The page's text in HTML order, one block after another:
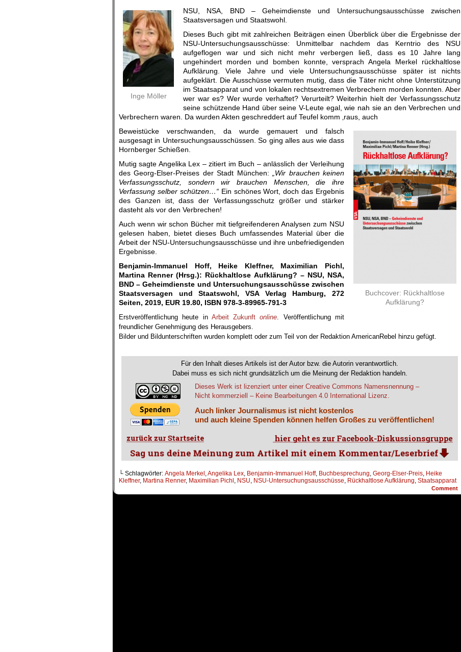
Inge Möller
NSU, NSA, BND – Geheimdienste und Untersuchungsausschüsse zwischen
Staatsversagen und Staatswohl.
Dieses Buch gibt mit zahlreichen Beiträgen einen Überblick über die Ergebnisse der
NSU-Untersuchungsausschüsse: Unmittelbar nachdem das Kerntrio des NSU
aufgeflogen war und sich nicht mehr verbergen ließ, dass es 10 Jahre lang
ungehindert morden und bomben konnte, versprach Angela Merkel rückhaltlose
Aufklärung. Viele Jahre und viele Untersuchungsausschüsse später ist nichts
aufgeklärt. Die Ausschüsse vermuten mutig, dass die Täter nicht ohne Unterstützung
im Staatsapparat und von lokalen rechtsextremen Verbrechern morden konnten. Aber
wer war es? Wer wurde verhaftet? Verurteilt? Weiterhin hielt der Verfassungsschutz
seine schützende Hand über seine V-Leute egal, wie nah sie an den Verbrechen und
Verbrechern waren. Da wurden Akten geschreddert auf Teufel komm ‚raus, auch
Buchcover: Rückhaltlose
Aufklärung?
Beweistücke verschwanden, da wurde gemauert und falsch
ausgesagt in Untersuchungsausschüssen. So ging alles aus wie dass
Hornberger Schießen.
Mutig sagte Angelika Lex – zitiert im Buch – anlässlich der Verleihung
des Georg-Elser-Preises der Stadt München:
„Wir brauchen keinen
Verfassungsschutz, sondern wir brauchen Menschen, die ihre
Verfassung selber schützen…“Ein schönes Wort, doch das Ergebnis
des Ganzen ist, dass der Verfassungsschutz größer und stärker
dasteht als vor den Verbrechen!
Auch wenn wir schon Bücher mit tiefgreifenderen Analysen zum NSU
gelesen haben, bietet dieses Buch umfassendes Material über die
Arbeit der NSU-Untersuchungsausschüsse und ihre unbefriedigenden
Ergebnisse.
Benjamin-Immanuel Hoff, Heike Kleffner, Maximilian Pichl,
Martina Renner (Hrsg.): Rückhaltlose Aufklärung? – NSU, NSA,
BND – Geheimdienste und Untersuchungsausschüsse zwischen
Staatsversagen und Staatswohl, VSA Verlag Hamburg, 272
Seiten, 2019, EUR 19.80, ISBN 978-3-89965-791-3
Erstveröffentlichung heute in Arbeit Zukunftonline. Veröffentlichung mit
freundlicher Genehmigung des Herausgebers.
Bilder und Bildunterschriften wurden komplett oder zum Teil von der Redaktion AmericanRebel hinzu gefügt.
Für den Inhalt dieses Artikels ist der Autor bzw. die Autorin verantwortlich.
Dabei muss es sich nicht grundsätzlich um die Meinung der Redaktion handeln.
Dieses Werk ist lizenziert unter einer Creative Commons Namensnennung –
Nicht kommerziell – Keine Bearbeitungen 4.0 International Lizenz.
Auch linker Journalismus ist nicht kostenlos
und auch kleine Spenden können helfen Großes zu veröffentlichen!
└ Schlagwörter: Angela Merkel ,Angelika Lex, Benjamin-Immanuel Hoff, Buchbesprechung, Georg-Elser-Preis, Heike
Kleffner, Martina Renner, Maximilian Pichl , NSU, NSU-Untersuchungsausschüsse, Rückhaltlose Aufklärung, Staatsapparat
Comment